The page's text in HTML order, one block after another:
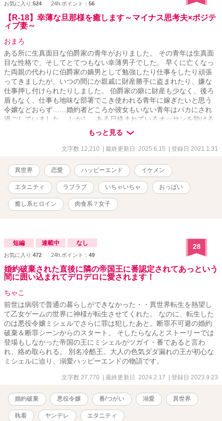
お気に入り:524 24h.ポイント： 56
【R-18】幸薄な旦那様を癒します～マイナス思考夫×ポジテ
ィブ妻～
おまろ
ある所に生真面目な伯爵家の青年がおりました。 その青年は生真面
目な性格で、そしてとてつもない幸薄男子でした。 早くに亡くなっ
た両親の代わりに伯爵家の嫡男として勉強したり仕事をしたり頑張
ってきましたが、いつの間にか親戚に財産勝手に盗まれたり、嫌な
仕事押し付けられたりしました。 伯爵家の癖に財産も少なく、後ろ
盾もなく、仕事も地味な部署でこき使われる青年に嫁ぎたいと思う
令嬢などおらず……婚約者どころか彼女もいない青年はバカにされ
過ごしていました。 しかし、ある日絡まれているオッサンを助ける
と、なんと男爵でお礼に自慢の娘を青年にあげるというのです。 ど
うせ伯爵家の財産やブランド目当てだろう、と愛のない結婚になる
と思っていた青年ですが────家にやってきた男爵令嬢は、それはそ
っぱいが、大きかったのです。 「旦那様！今日もいっぱいお疲れ様
です！…元気ないですね？おっぱい揉みますか？」 これは社畜な幸
薄青年が男の理想を詰めに詰めて育てられた美女に癒されながら、
徐々に幸せになっていくちょっとスケベなラブコメ物語である。 ※
本番行為のある話には「*」がついています。 エロ度：★★★☆☆
もっと見る
文字数 12,210 | 最終更新日 2025.6.15 | 登録日 2021.1.31
異世界 恋愛 ハッピーエンド イケメン
エタニティ ラブラブ いちゃいちゃ おっぱい
癒し系ヒロイン 肉食系？女子
短編 連載中 なし
お気に入り:472 24h.ポイント： 49
28
婚約破棄された直後に隣の帝国王に番認定されてあっという
間に囲い込まれてデロデロに愛されます！
ちゃこ
前世は病弱で普通の暮らしができなかった・・異世界転生を熱望し
て乙女ゲームの世界に神様が転生させてくれた。 なのに、転生した
のは悪役令嬢ミシェルでさらに罪は犯したあと。断罪不可避の婚約
破棄＆断罪シーンからのスタート。 そしたらなんとストーリーでは
登場もしなかった帝国の王にミシェルがツガイ・番であると言わ
れ、絡め取られる。 別名冷酷王。大人の色気ダダ漏れの王が初心な
ミシェルに迫り、溺愛ハッピーエンドの物語です。
文字数 27,770 | 最終更新日 2024.2.17 | 登録日 2023.9.23
婚約破棄 悪役令嬢 番/つがい 溺愛 異世界
執着 ヤンデレ エタニティ